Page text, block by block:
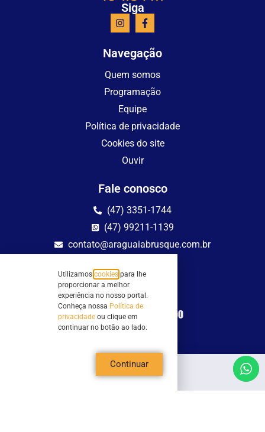
Siga
Navegação
Quem somos
Programação
Equipe
Política de privacidade
Cookies do site
Ouvir
Fale conosco
(47) 3351-1744
(47) 99211-1139
contato@araguaiabrusque.com.br
Site seguro
Todos os direitos reservados - Sociedade Rádio Araguaia de Brusque Ltda -
Utilizamos cookies para lhe
proporcionar a melhor
experiência no nosso portal.
Conheça nossa Política de
privacidade ou clique em
continuar no botão ao lado.
Continuar